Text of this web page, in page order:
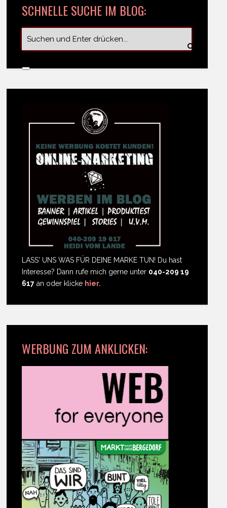
SCHNELLE SUCHE IM BLOG:
LASS' UNS WAS FÜR DEINE MARKE TUN! Du hast
Interesse? Dann rufe mich gerne unter 040-209 19
617 an oder klicke hier.
WERBUNG ZUM ANKLICKEN: